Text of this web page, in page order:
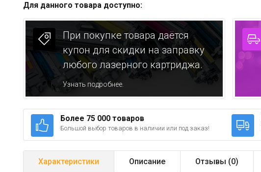
Для данного товара доступно:
При покупке товара даётся
купон для скидки на заправку
любого лазерного картриджа.
Узнать подробнее.
Более 75 000 товаров
Большой выбор товаров в наличии или под заказ!
Характеристики Описание Отзывы (0)